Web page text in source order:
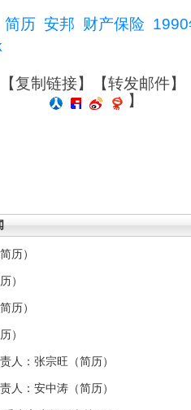
简历 安邦 财产保险
复制链接】【转发邮件】
】
历）
）
历）
）
人：张宗旺（简历）
人：安中涛（简历）